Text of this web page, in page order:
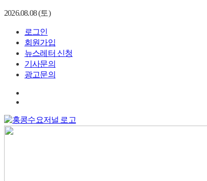
2026.08.08 (토)
로그인
회원가입
뉴스레터 신청
기사문의
광고문의